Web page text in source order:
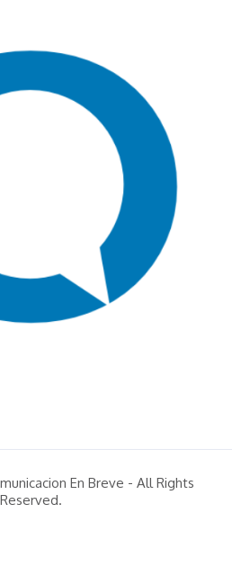
En Breve - All Rights
Reserved.